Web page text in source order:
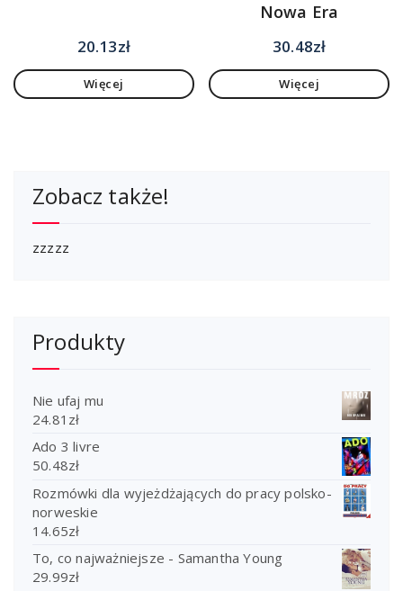
20.13zł
Więcej
Nowa Era
30.48zł
Więcej
Zobacz także!
zzzzz
Produkty
Nie ufaj mu
24.81 zł
Ado 3 livre
50.48zł
Rozmówki dla wyjeżdżających do pracy polsko-
norweskie
14.65zł
To, co najważniejsze - Samantha Young
29.99zł